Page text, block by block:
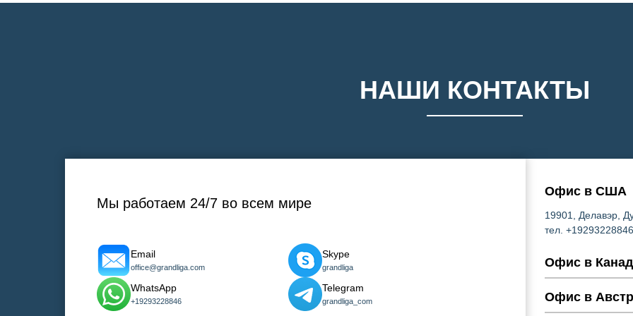
НАШИ КОНТАКТЫ
Офис в США
19901, Делавэр,
тел. +19293228846
Офис в
K1P 5G3, Оттава,
тел. +16134168826
Офис в
Мы работаем 24/7 во всем мире
Email
office@grandliga.com
Skype
grandliga
WhatsApp
+19293228846
Telegram
grandliga_com